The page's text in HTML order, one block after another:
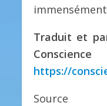
Traduit et
https://